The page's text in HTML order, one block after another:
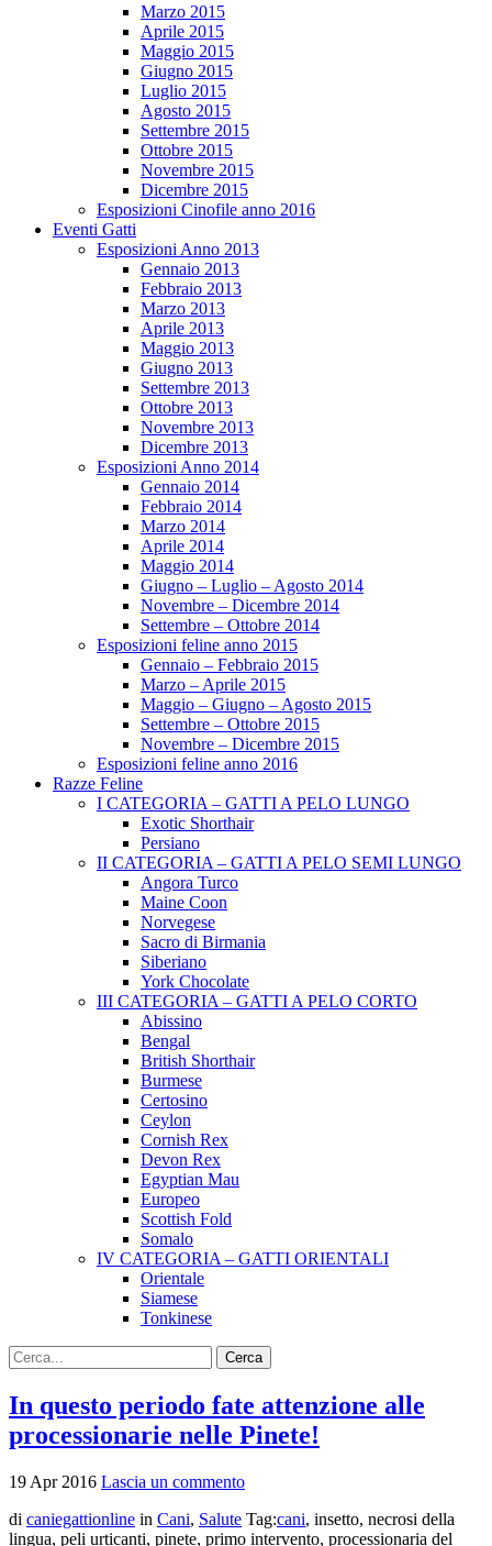
Marzo 2015
Aprile 2015
Maggio 2015
Giugno 2015
Luglio 2015
Agosto 2015
Settembre 2015
Ottobre 2015
Novembre 2015
Dicembre 2015
Esposizioni Cinofile anno 2016
Eventi Gatti
Esposizioni Anno 2013
Gennaio 2013
Febbraio 2013
Marzo 2013
Aprile 2013
Maggio 2013
Giugno 2013
Settembre 2013
Ottobre 2013
Novembre 2013
Dicembre 2013
Esposizioni Anno 2014
Gennaio 2014
Febbraio 2014
Marzo 2014
Aprile 2014
Maggio 2014
Giugno – Luglio – Agosto 2014
Novembre – Dicembre 2014
Settembre – Ottobre 2014
Esposizioni feline anno 2015
Gennaio – Febbraio 2015
Marzo – Aprile 2015
Maggio – Giugno – Agosto 2015
Settembre – Ottobre 2015
Novembre – Dicembre 2015
Esposizioni feline anno 2016
Razze Feline
I CATEGORIA – GATTI A PELO LUNGO
Exotic Shorthair
Persiano
II CATEGORIA – GATTI A PELO SEMI LUNGO
Angora Turco
Maine Coon
Norvegese
Sacro di Birmania
Siberiano
York Chocolate
III CATEGORIA – GATTI A PELO CORTO
Abissino
Bengal
British Shorthair
Burmese
Certosino
Ceylon
Cornish Rex
Devon Rex
Egyptian Mau
Europeo
Scottish Fold
Somalo
IV CATEGORIA – GATTI ORIENTALI
Orientale
Siamese
Tonkinese
In questo periodo fate attenzione alle
processionarie nelle Pinete!
19 Apr 2016 Lascia un commento
di caniegattionline in Cani, Salute Tag:cani, insetto, necrosi della
lingua, peli urticanti, pinete, primo intervento, processionaria del